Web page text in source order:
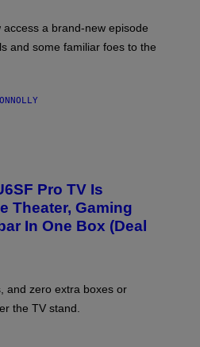
a brand-new episode
and some familiar foes to the
Pro TV Is
Theater, Gaming
In One Box (Deal
and zero extra boxes or
the TV stand.